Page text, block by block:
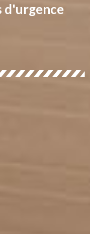
d'urgence